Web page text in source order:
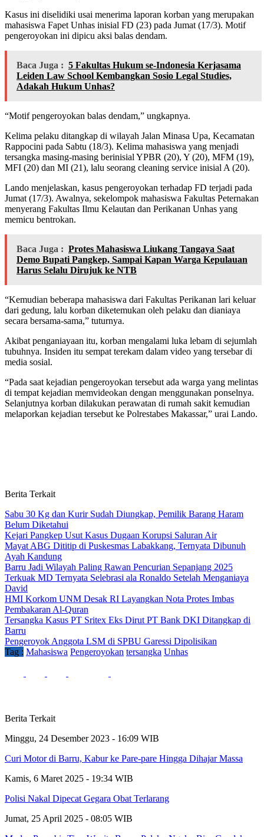
Kasus ini diselidiki usai menerima laporan korban yang merupakan
mahasiswa Fapet Unhas inisial FD (23) pada Jumat (17/3). Motif
pengeroyokan ini dipicu aksi balas dendam.
Baca Juga : 5 Fakultas Hukum se-Indonesia Kerjasama
Leiden Law School Kembangkan Sosio Legal Studies,
Adakah Hukum Unhas?
“Motif pengeroyokan balas dendam,” ungkapnya.
Kelima pelaku ditangkap di wilayah Jalan Minasa Upa, Kecamatan
Rappocini pada Sabtu (18/3). Kelima mahasiswa yang menjadi
tersangka masing-masing berinisial YPBR (20), Y (20), MFM (19),
MFI (20) dan MI (21), lalu seorang cleaning service inisial A (20).
Lando menjelaskan, kasus pengeroyokan terhadap FD terjadi pada
Jumat (17/3). Awalnya, sekelompok mahasiswa Fakultas Peternakan
menyerang Fakultas Ilmu Kelautan dan Perikanan Unhas yang
memicu bentrokan.
Baca Juga : Protes Mahasiswa Liukang Tangaya Saat
Demo Bupati Pangkep, Sampai Kapan Warga Kepulauan
Harus Selalu Dirujuk ke NTB
“Kemudian beberapa mahasiswa dari Fakultas Perikanan lari keluar
dari gedung, lalu korban diketemukan oleh pelaku dan dianiaya
secara bersama-sama,” tuturnya.
Akibat penganiayaan itu, korban mengalami luka lebam di sejumlah
tubuhnya. Insiden itu sempat terekam dalam video yang tersebar di
media sosial.
“Pada saat kejadian pengeroyokan tersebut ada warga yang melintas
di tempat kejadian memvideokan dengan menggunakan ponselnya.
Selanjutnya korban dilakukan perawatan di rumah sakit kemudian
melaporkan kejadian tersebut ke Polrestabes Makassar,” urai Lando.
Berita Terkait
Sabu 30 Kg dan Kurir Sudah Diungkap, Pemilik Barang Haram
Belum Diketahui
Kejari Pangkep Usut Kasus Dugaan Korupsi Saluran Air
Mayat ABG Dititip di Puskesmas Labakkang, Ternyata Dibunuh
Ayah Kandung
Barru Jadi Wilayah Paling Rawan Pencurian Sepanjang 2025
Terkuak MD Ternyata Selebrasi ala Ronaldo Setelah Menganiaya
David
HMI Korkom UNM Desak RI Layangkan Nota Protes Imbas
Pembakaran Al-Quran
Tersangka Kasus PT Sritex Eks Dirut PT Bank DKI Ditangkap di
Barru
Pengeroyok Anggota LSM di SPBU Garessi Dipolisikan
Tag : Mahasiswa Pengeroyokan tersangka Unhas
Berita Terkait
Minggu, 24 Desember 2023 - 16:09 WIB
Curi Motor di Barru, Kabur ke Pare-pare Hingga Dihajar Massa
Kamis, 6 Maret 2025 - 19:34 WIB
Polisi Nakal Dipecat Gegara Obat Terlarang
Jumat, 25 April 2025 - 08:05 WIB